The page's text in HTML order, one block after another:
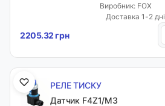
Виробник: FOX
Доставка 1-2 дні
2205.32 грн
РЕЛЕ ТИСКУ
Датчик F4Z1/M3